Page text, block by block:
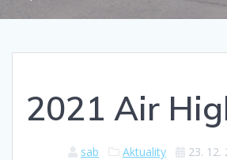
2021 Air
sab Aktuality 23. 12.